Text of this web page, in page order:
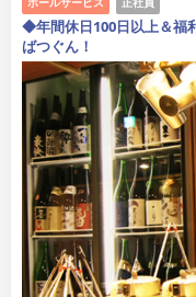
◆年間休日100日以上＆福
ばつぐん！